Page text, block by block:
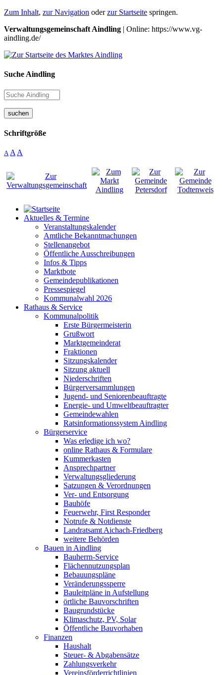
Zum Inhalt, zur Navigation oderzur Startseite springen.
Verwaltungsgemeinschaft Aindling | Online: https://www.vg-
aindling.de/
Suche Aindling
suchen
Schriftgröße
A A A
Aktuelles & Termine
Veranstaltungskalender
Amtliche Bekanntmachungen
Stellenangebot
Öffentliche Ausschreibungen
Infos & Tipps
Marktbote
Gemeindepublikationen
Pressespiegel
Kommunalwahl 2026
Rathaus & Service
Kommunalpolitik
Erste Bürgermeisterin
Grußwort
Marktgemeinderat
Fraktionen
Sitzungskalender
Sitzung aktuell
Niederschriften
Bürgerversammlungen
Jugend- und Seniorenbeauftragte
Energie- und Umweltbeauftragter
Gemeindewahlen
Ratsinformationssystem Aindling
Bürgerservice
Was erledige ich wo?
online Rathaus & Formulare
Kummerkasten
Ansprechpartner
Verwaltungsgliederung
Satzungen & Verordnungen
Ver- und Entsorgung
Bauhöfe
Feuerwehr, First Responder
Notrufe & Notdienste
Landratsamt Aichach-Friedberg
weitere Behörden
Bauen in Aindling
Bauherrn-Service
Flächennutzungsplan
Bebauungspläne
Veränderungssperre
Bauleitpläne in Aufstellung
örtliche Bauvorschriften
Baugrundstücke
Klimaschutz, PV, Solar
Öffentliche Bauvorhaben
Finanzen
Haushalt
Steuer- & Abgabensätze
Zahlungsverkehr
Vereinsförderrichtlinien